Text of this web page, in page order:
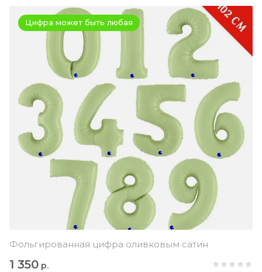
Цифра может быть любая
Фольгированная цифра оливковым сатин
1 350 р.